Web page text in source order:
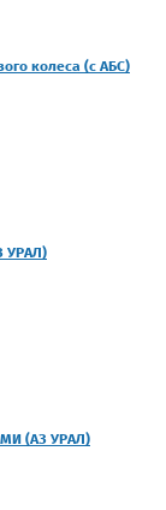
колеса (с АБС)
УРАЛ)
(АЗ УРАЛ)